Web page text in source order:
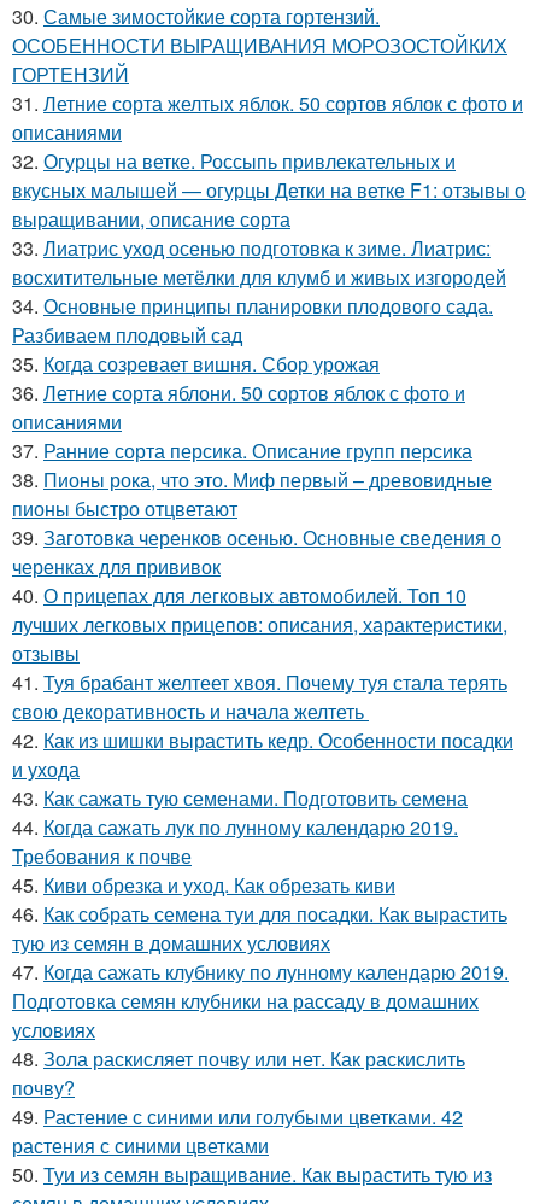
30. Самые зимостойкие сорта гортензий.
ОСОБЕННОСТИ ВЫРАЩИВАНИЯ МОРОЗОСТОЙКИХ
ГОРТЕНЗИЙ
31. Летние сорта желтых яблок. 50 сортов яблок с фото и
описаниями
32. Огурцы на ветке. Россыпь привлекательных и
вкусных малышей — огурцы Детки на ветке F1: отзывы о
выращивании, описание сорта
33. Лиатрис уход осенью подготовка к зиме. Лиатрис:
восхитительные метёлки для клумб и живых изгородей
34. Основные принципы планировки плодового сада.
Разбиваем плодовый сад
35. Когда созревает вишня. Сбор урожая
36. Летние сорта яблони. 50 сортов яблок с фото и
описаниями
37. Ранние сорта персика. Описание групп персика
38. Пионы рока, что это. Миф первый – древовидные
пионы быстро отцветают
39. Заготовка черенков осенью. Основные сведения о
черенках для прививок
40. О прицепах для легковых автомобилей. Топ 10
лучших легковых прицепов: описания, характеристики,
отзывы
41. Туя брабант желтеет хвоя. Почему туя стала терять
свою декоративность и начала желтеть
42. Как из шишки вырастить кедр. Особенности посадки
и ухода
43. Как сажать тую семенами. Подготовить семена
44. Когда сажать лук по лунному календарю 2019.
Требования к почве
45. Киви обрезка и уход. Как обрезать киви
46. Как собрать семена туи для посадки. Как вырастить
тую из семян в домашних условиях
47. Когда сажать клубнику по лунному календарю 2019.
Подготовка семян клубники на рассаду в домашних
условиях
48. Зола раскисляет почву или нет. Как раскислить
почву?
49. Растение с синими или голубыми цветками. 42
растения с синими цветками
50. Туи из семян выращивание. Как вырастить тую из